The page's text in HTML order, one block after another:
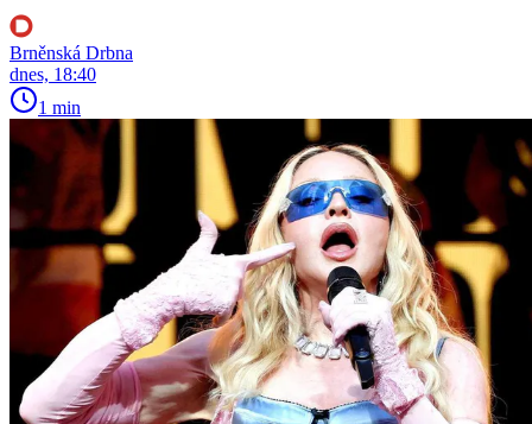
Brněnská Drbna
dnes, 18:40
1 min